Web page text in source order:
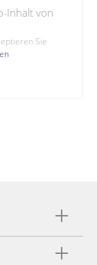
Inhalt von
Sie